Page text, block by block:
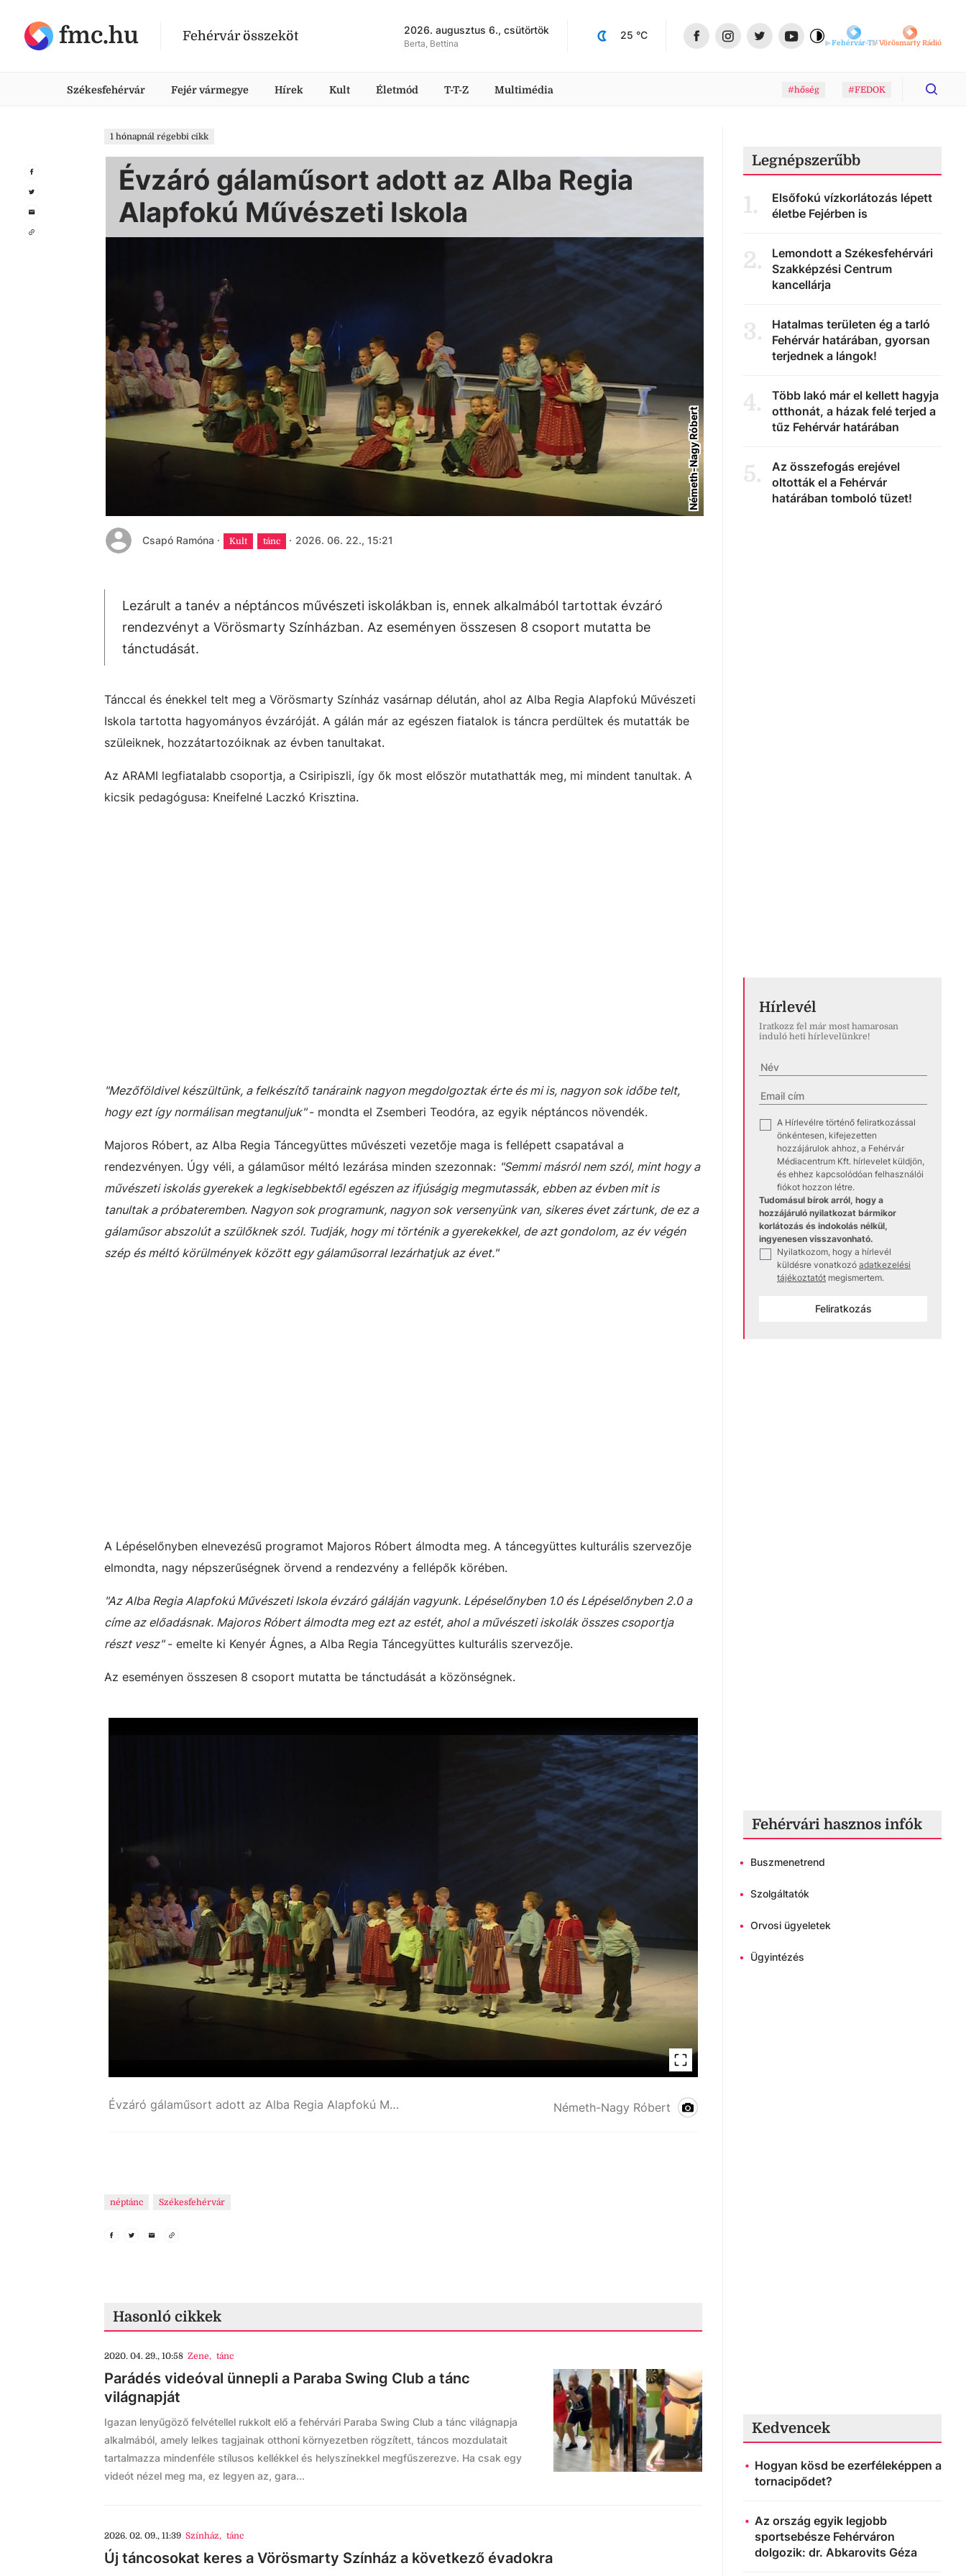
fmc.hu Fehérvár összeköt 2026. augusztus 6., csütörtök
Berta, Bettina
25 °C
Fehérvár-TVVörösmarty Rádió
Székesfehérvár Fejér vármegye Hírek Kult Életmód T-T-Z Multimédia #hőség #FEDOK
1 hónapnál régebbi cikk
Németh-Nagy Róbert
Évzáró gálaműsort adott az Alba Regia
Alapfokú Művészeti Iskola
Csapó Ramóna · Kult tánc · 2026. 06. 22., 15:21
Lezárult a tanév a néptáncos művészeti iskolákban is, ennek alkalmából tartottak évzáró
rendezvényt a Vörösmarty Színházban. Az eseményen összesen 8 csoport mutatta be
tánctudását.
Tánccal és énekkel telt meg a Vörösmarty Színház vasárnap délután, ahol az Alba Regia Alapfokú Művészeti
Iskola tartotta hagyományos évzáróját. A gálán már az egészen fiatalok is táncra perdültek és mutatták be
szüleiknek, hozzátartozóiknak az évben tanultakat.
Az ARAMI legfiatalabb csoportja, a Csiripiszli, így ők most először mutathatták meg, mi mindent tanultak. A
kicsik pedagógusa: Kneifelné Laczkó Krisztina.
"Mezőföldivel készültünk, a felkészítő tanáraink nagyon megdolgoztak érte és mi is, nagyon sok időbe telt,
hogy ezt így normálisan megtanuljuk"- mondta el Zsemberi Teodóra, az egyik néptáncos növendék.
Majoros Róbert, az Alba Regia Táncegyüttes művészeti vezetője maga is fellépett csapatával a
rendezvényen. Úgy véli, a gálaműsor méltó lezárása minden szezonnak: "Semmi másról nem szól, mint hogy a
művészeti iskolás gyerekek a legkisebbektől egészen az ifjúságig megmutassák, ebben az évben mit is
tanultak a próbateremben. Nagyon sok programunk, nagyon sok versenyünk van, sikeres évet zártunk, de ez a
gálaműsor abszolút a szülőknek szól. Tudják, hogy mi történik a gyerekekkel, de azt gondolom, az év végén
szép és méltó körülmények között egy gálaműsorral lezárhatjuk az évet."
A Lépéselőnyben elnevezésű programot Majoros Róbert álmodta meg. A táncegyüttes kulturális szervezője
elmondta, nagy népszerűségnek örvend a rendezvény a fellépők körében.
"Az Alba Regia Alapfokú Művészeti Iskola évzáró gáláján vagyunk. Lépéselőnyben 1.0 és Lépéselőnyben 2.0 a
címe az előadásnak. Majoros Róbert álmodta meg ezt az estét, ahol a művészeti iskolák összes csoportja
részt vesz"- emelte ki Kenyér Ágnes, a Alba Regia Táncegyüttes kulturális szervezője.
Az eseményen összesen 8 csoport mutatta be tánctudását a közönségnek.
Évzáró gálaműsort adott az Alba Regia Alapfokú Művészeti Iskola Németh-Nagy Róbert
néptánc Székesfehérvár
Hasonló cikkek
2020. 04. 29., 10:58 Zene, tánc
Parádés videóval ünnepli a Paraba Swing Club a tánc
világnapját
Igazan lenyűgöző felvétellel rukkolt elő a fehérvári Paraba Swing Club a tánc világnapja
alkalmából, amely lelkes tagjainak otthoni környezetben rögzített, táncos mozdulatait
tartalmazza mindenféle stílusos kellékkel és helyszínekkel megfűszerezve. Ha csak egy
videót nézel meg ma, ez legyen az, gara...
2026. 02. 09., 11:39 Színház, tánc
Új táncosokat keres a Vörösmarty Színház a következő évadokra
Legnépszerűbb
1.
Elsőfokú vízkorlátozás lépett
életbe Fejérben is
2.
Lemondott a Székesfehérvári
Szakképzési Centrum
kancellárja
3.
Hatalmas területen ég a tarló
Fehérvár határában, gyorsan
terjednek a lángok!
4.
Több lakó már el kellett hagyja
otthonát, a házak felé terjed a
tűz Fehérvár határában
5.
Az összefogás erejével
oltották el a Fehérvár
határában tomboló tüzet!
Hírlevél
Iratkozz fel már most hamarosan
induló heti hírlevelünkre!
A Hírlevélre történő feliratkozással
önkéntesen, kifejezetten
hozzájárulok ahhoz, a Fehérvár
Médiacentrum Kft. hírlevelet küldjön,
és ehhez kapcsolódóan felhasználói
fiókot hozzon létre.
Tudomásul bírok arról, hogy a
hozzájáruló nyilatkozat bármikor
korlátozás és indokolás nélkül,
ingyenesen visszavonható.
Nyilatkozom, hogy a hírlevél
küldésre vonatkozó adatkezelési
tájékoztatót megismertem.
Feliratkozás
Fehérvári hasznos infók
• Buszmenetrend
• Szolgáltatók
• Orvosi ügyeletek
• Ügyintézés
Kedvencek
Hogyan kösd be ezerféleképpen a
tornacipődet?
Az ország egyik legjobb
sportsebésze Fehérváron
dolgozik: dr. Abkarovits Géza